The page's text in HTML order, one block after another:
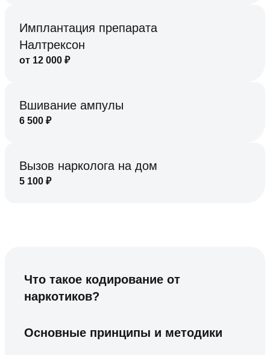
Имплантация препарата
Налтрексон
от 12 000 ₽
Вшивание ампулы
6 500 ₽
Вызов нарколога на дом
5 100 ₽
Что такое кодирование от
наркотиков?
Основные принципы и методики